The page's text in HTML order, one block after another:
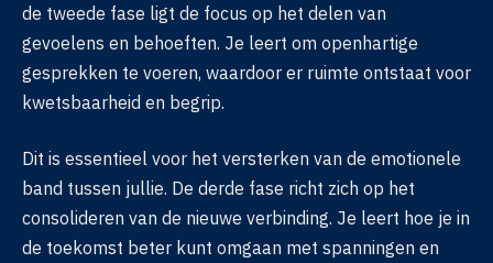
de tweede fase ligt de focus op het delen van
gevoelens en behoeften. Je leert om openhartige
gesprekken te voeren, waardoor er ruimte ontstaat voor
kwetsbaarheid en begrip.
Dit is essentieel voor het versterken van de emotionele
band tussen jullie. De derde fase richt zich op het
consolideren van de nieuwe verbinding. Je leert hoe je in
de toekomst beter kunt omgaan met spanningen en